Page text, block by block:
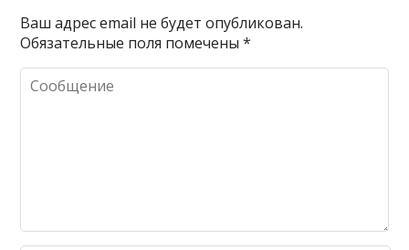
Ваш адрес email не будет опубликован.
Обязательные поля помечены*